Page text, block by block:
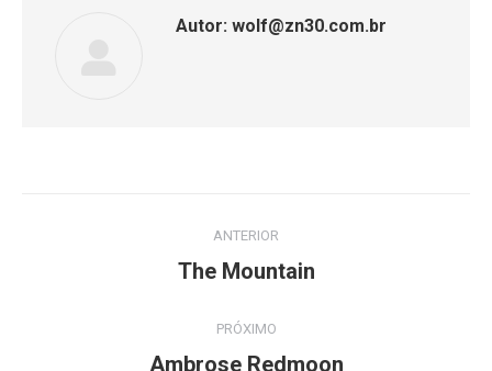
Autor: wolf@zn30.com.br
ANTERIOR
Post
The Mountain
PRÓXIMO
Próximo
Ambrose Redmoon